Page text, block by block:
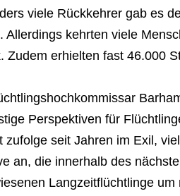
viele Rückkehrer gab es
Allerdings kehrten viele
Zudem erhielten fast 46.000
Perspektiven für
zufolge seit Jahren im Exil,
an, die innerhalb des
Langzeitflüchtlinge